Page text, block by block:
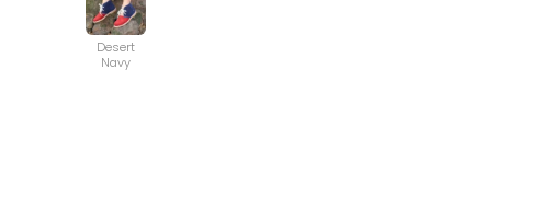
Desert
Navy